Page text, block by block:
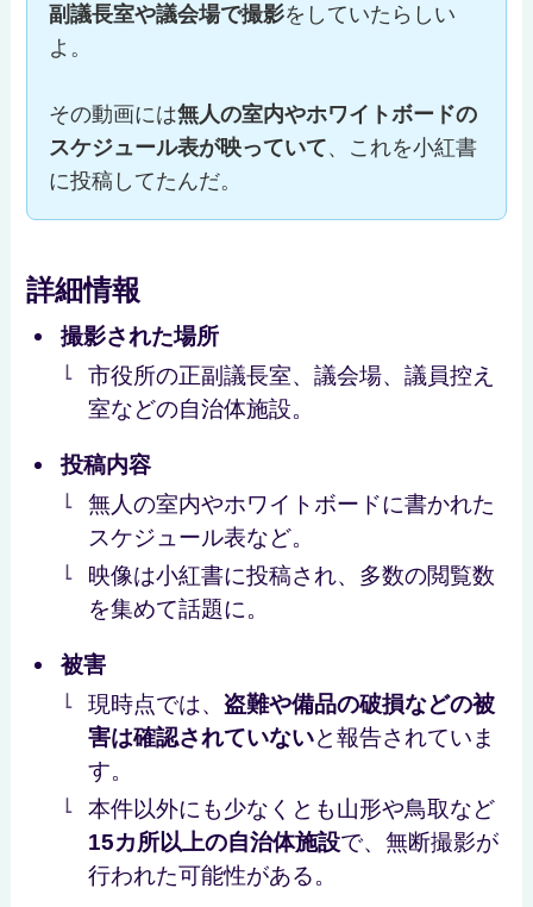
副議長室や議会場で撮影をしていたらしい
よ。
その動画には無人の室内やホワイトボードの
スケジュール表が映っていて、これを小紅書
に投稿してたんだ。
詳細情報
撮影された場所
市役所の正副議長室、議会場、議員控え
室などの自治体施設。
投稿内容
無人の室内やホワイトボードに書かれた
スケジュール表など。
映像は小紅書に投稿され、多数の閲覧数
を集めて話題に。
被害
現時点では、 盗難や備品の破損などの被
害は確認されていないと報告されていま
す。
本件以外にも少なくとも山形や鳥取など
15カ所以上の自治体施設で、無断撮影が
行われた可能性がある。